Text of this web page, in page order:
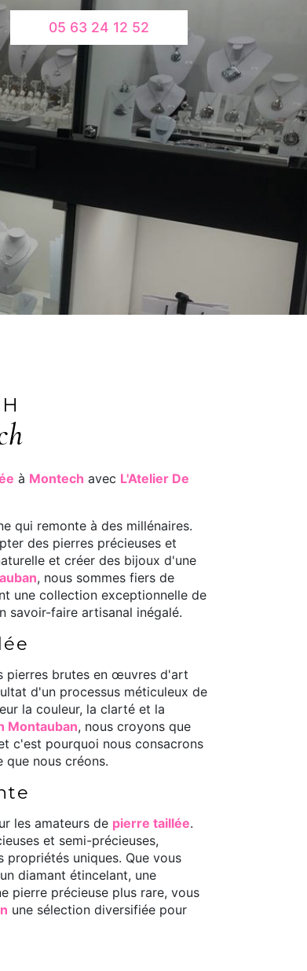
05 63 24 12 52
à Montech avec L'Atelier De
qui remonte à des millénaires.
des pierres précieuses et
et créer des bijoux d'une
, nous sommes fiers de
une collection exceptionnelle de
savoir-faire artisanal inégalé.
pierres brutes en œuvres d'art
d'un processus méticuleux de
la couleur, la clarté et la
Montauban, nous croyons que
c'est pourquoi nous consacrons
que nous créons.
les amateurs de pierre taillée.
et semi-précieuses,
propriétés uniques. Que vous
diamant étincelant, une
pierre précieuse plus rare, vous
une sélection diversifiée pour